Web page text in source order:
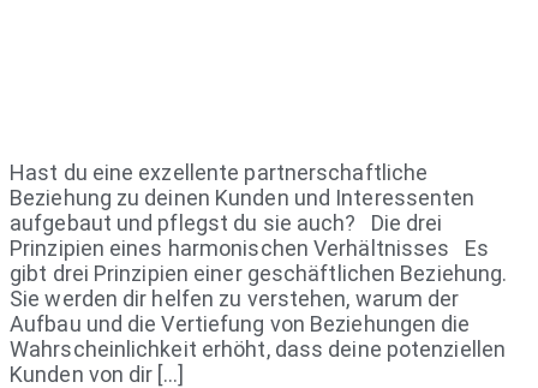
Hast du eine exzellente partnerschaftliche
Beziehung zu deinen Kunden und Interessenten
aufgebaut und pflegst du sie auch? Die drei
Prinzipien eines harmonischen Verhältnisses Es
gibt drei Prinzipien einer geschäftlichen Beziehung.
Sie werden dir helfen zu verstehen, warum der
Aufbau und die Vertiefung von Beziehungen die
Wahrscheinlichkeit erhöht, dass deine potenziellen
Kunden von dir […]